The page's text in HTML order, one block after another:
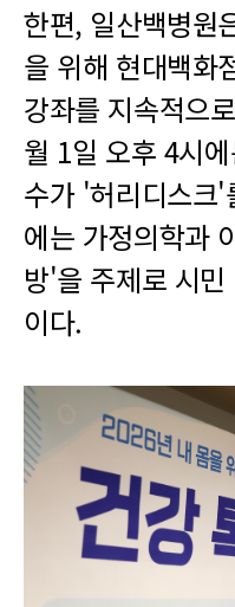
한편, 일산백병원
을 위해 현대백화
강좌를 지속적으
월 1일 오후 4시
수가 '허리디스크
에는 가정의학과
방'을 주제로 시
이다.